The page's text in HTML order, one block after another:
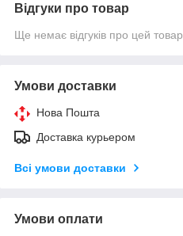
Відгуки про товар
Ще немає відгуків про цей товар
Умови доставки
Нова Пошта
Доставка курьером
Всі умови доставки
Умови оплати